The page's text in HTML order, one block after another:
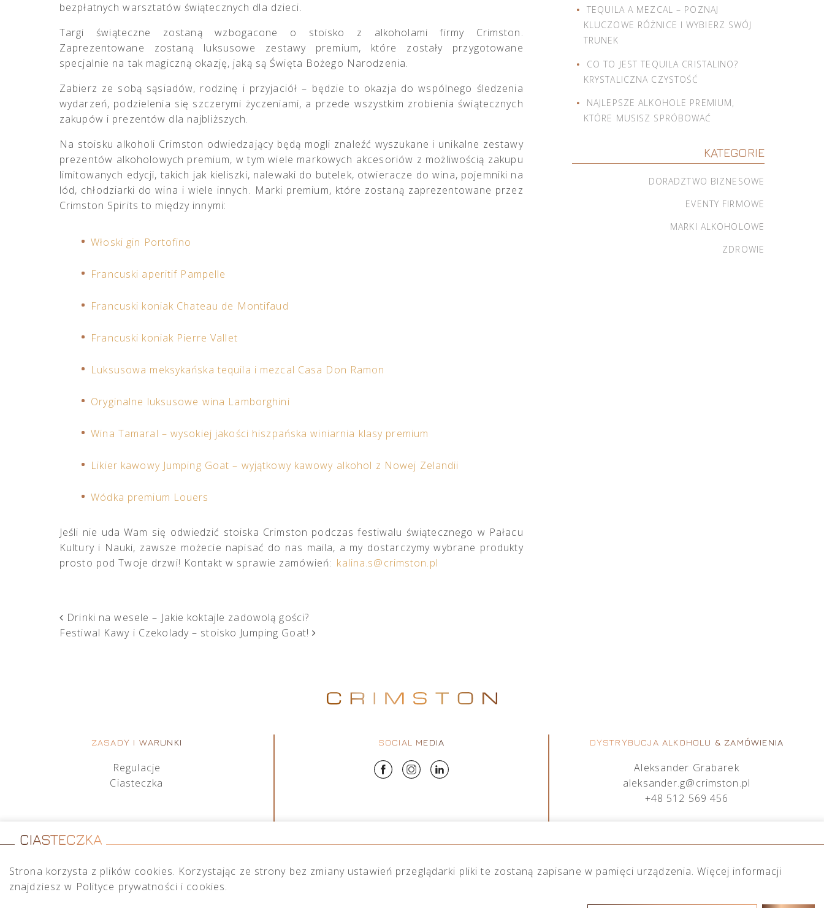
bezpłatnych warsztatów świątecznych dla dzieci.
Targi świąteczne zostaną wzbogacone o stoisko z alkoholami firmy Crimston.
Zaprezentowane zostaną luksusowe zestawy premium, które zostały przygotowane
specjalnie na tak magiczną okazję, jaką są Święta Bożego Narodzenia.
Zabierz ze sobą sąsiadów, rodzinę i przyjaciół – będzie to okazja do wspólnego śledzenia
wydarzeń, podzielenia się szczerymi życzeniami, a przede wszystkim zrobienia świątecznych
zakupów i prezentów dla najbliższych.
Na stoisku alkoholi Crimston odwiedzający będą mogli znaleźć wyszukane i unikalne zestawy
prezentów alkoholowych premium, w tym wiele markowych akcesoriów z możliwością zakupu
limitowanych edycji, takich jak kieliszki, nalewaki do butelek, otwieracze do wina, pojemniki na
lód, chłodziarki do wina i wiele innych. Marki premium, które zostaną zaprezentowane przez
Crimston Spirits to między innymi:
Włoski gin Portofino
Francuski aperitif Pampelle
Francuski koniak Chateau de Montifaud
Francuski koniak Pierre Vallet
Luksusowa meksykańska tequila i mezcal Casa Don Ramon
Oryginalne luksusowe wina Lamborghini
Wina Tamaral – wysokiej jakości hiszpańska winiarnia klasy premium
Likier kawowy Jumping Goat – wyjątkowy kawowy alkohol z Nowej Zelandii
Wódka premium Louers
Jeśli nie uda Wam się odwiedzić stoiska Crimston podczas festiwalu świątecznego w Pałacu
Kultury i Nauki, zawsze możecie napisać do nas maila, a my dostarczymy wybrane produkty
prosto pod Twoje drzwi! Kontakt w sprawie zamówień: kalina.s@crimston.pl
POST NAVIGATION
Drinki na wesele – Jakie koktajle zadowolą gości?
Festiwal Kawy i Czekolady – stoisko Jumping Goat!
TEQUILA A MEZCAL – POZNAJ
KLUCZOWE RÓŻNICE I WYBIERZ SWÓJ
TRUNEK
CO TO JEST TEQUILA CRISTALINO?
KRYSTALICZNA CZYSTOŚĆ
NAJLEPSZE ALKOHOLE PREMIUM,
KTÓRE MUSISZ SPRÓBOWAĆ
KATEGORIE
DORADZTWO BIZNESOWE
EVENTY FIRMOWE
MARKI ALKOHOLOWE
ZDROWIE
ZASADY I WARUNKI
Regulacje
Ciasteczka
SOCIAL MEDIA DYSTRYBUCJA ALKOHOLU & ZAMÓWIENIA
Aleksander Grabarek
aleksander.g@crimston.pl
+48 512 569 456
mateusz.s@crimston.pl
CIASTECZKA
Strona korzysta z plików cookies. Korzystając ze strony bez zmiany ustawień przeglądarki pliki te zostaną zapisane w pamięci urządzenia. Więcej informacji
znajdziesz w Polityce prywatności i cookies.